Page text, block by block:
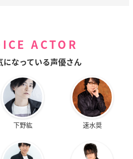
ACTOR
になっている声優さん
下野紘 速水奨